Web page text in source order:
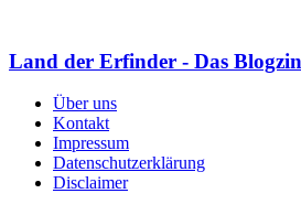
Land der Erfinder - Das
Über uns
Kontakt
Impressum
Datenschutzerklärung
Disclaimer